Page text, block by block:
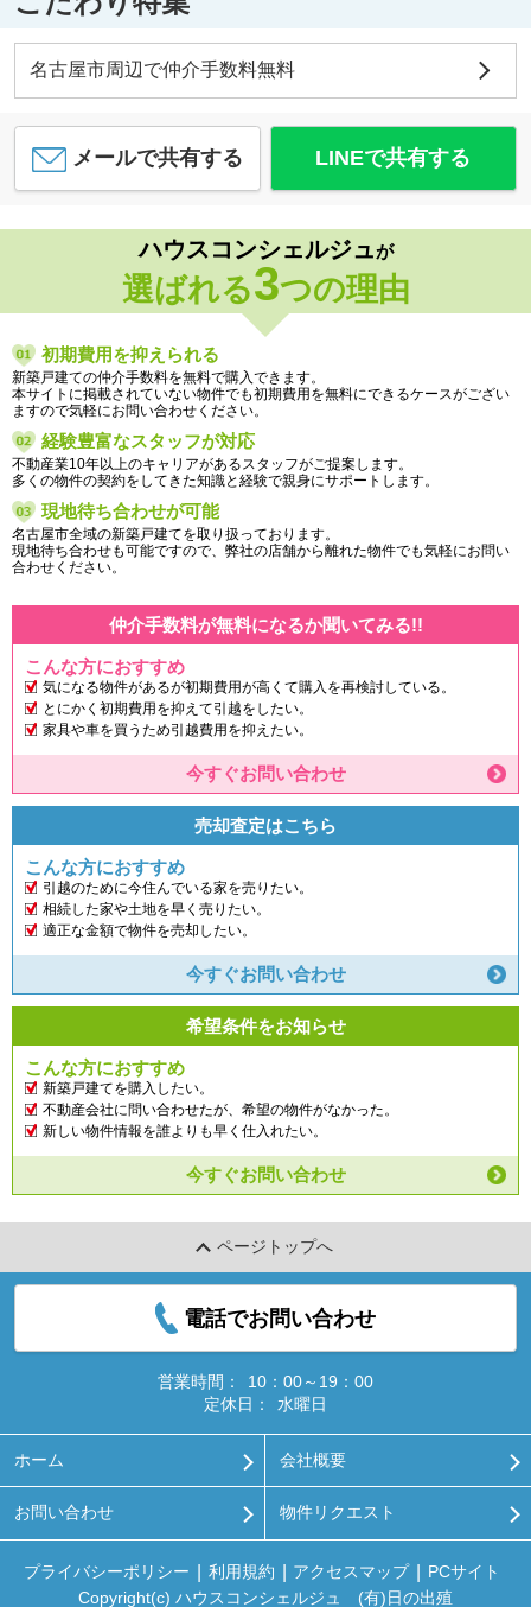
名古屋市周辺で仲介手数料無料
メールで共有する LINEで共有する
ハウスコンシェルジュが
選ばれる3つの理由
初期費用を抑えられる
新築戸建ての仲介手数料を無料で購入できます。
本サイトに掲載されていない物件でも初期費用を無料にできるケースがござい
ますので気軽にお問い合わせください。
経験豊富なスタッフが対応
不動産業10年以上のキャリアがあるスタッフがご提案します。
多くの物件の契約をしてきた知識と経験で親身にサポートします。
現地待ち合わせが可能
名古屋市全域の新築戸建てを取り扱っております。
現地待ち合わせも可能ですので、弊社の店舗から離れた物件でも気軽にお問い
合わせください。
仲介手数料が無料になるか聞いてみる!!
こんな方におすすめ
気になる物件があるが初期費用が高くて購入を再検討している。
とにかく初期費用を抑えて引越をしたい。
家具や車を買うため引越費用を抑えたい。
今すぐお問い合わせ
売却査定はこちら
こんな方におすすめ
引越のために今住んでいる家を売りたい。
相続した家や土地を早く売りたい。
適正な金額で物件を売却したい。
今すぐお問い合わせ
希望条件をお知らせ
こんな方におすすめ
新築戸建てを購入したい。
不動産会社に問い合わせたが、希望の物件がなかった。
新しい物件情報を誰よりも早く仕入れたい。
今すぐお問い合わせ
ページトップへ
電話でお問い合わせ
営業時間：
10：00～19：00
定休日：
水曜日
ホーム 会社概要
お問い合わせ 物件リクエスト
プライバシーポリシー 利用規約 アクセスマップ
PCサイト
Copyright(c) ハウスコンシェルジュ (有)日の出殖